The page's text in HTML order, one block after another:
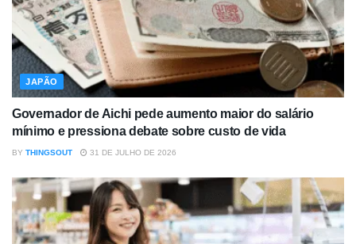
JAPÃO
Governador de Aichi pede aumento maior do salário
mínimo e pressiona debate sobre custo de vida
BY THINGSOUT 31 DE JULHO DE 2026